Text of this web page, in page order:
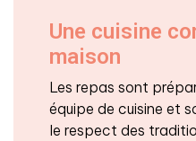
Une cuisine
maison
Les repas sont
équipe de cuisine et
le respect des